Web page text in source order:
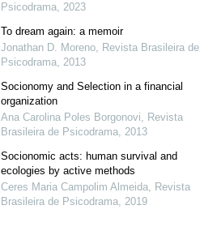
Psicodrama, 2023
To dream again: a memoir
Jonathan D. Moreno, Revista Brasileira de
Psicodrama, 2013
Socionomy and Selection in a financial
organization
Ana Carolina Poles Borgonovi, Revista
Brasileira de Psicodrama, 2013
Socionomic acts: human survival and
ecologies by active methods
Ceres Maria Campolim Almeida, Revista
Brasileira de Psicodrama, 2019